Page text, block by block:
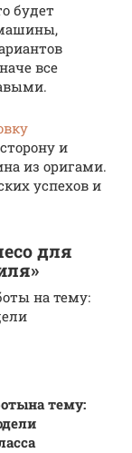
будет
все
сторону и
из оригами.
успехов и
для
на тему:
на тему: